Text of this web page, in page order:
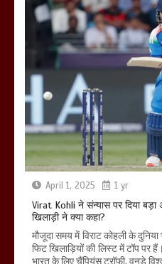
April 1, 2025 1 yr
Virat Kohli ने संन्यास पर दिया
खिलाड़ी ने क्या कहा?
मौजूदा समय में विराट कोहली के
फिट खिलाड़ियों की लिस्ट में टॉप पर
भारत के लिए चैंपियंस ट्रॉफी, वनडे